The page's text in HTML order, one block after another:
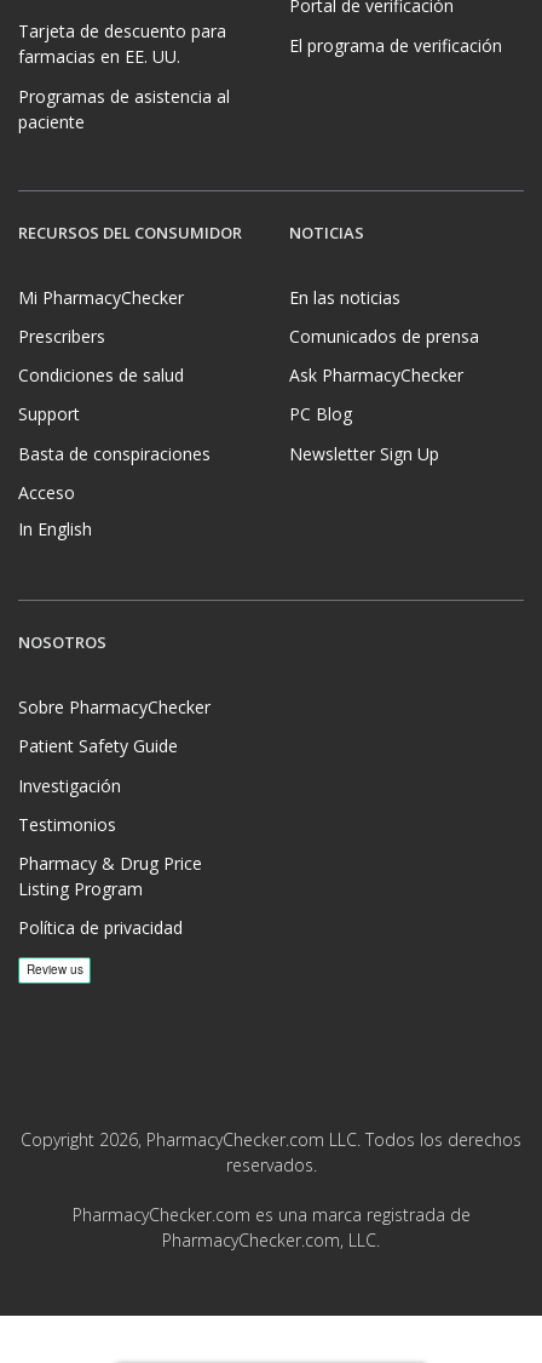
Tarjeta de descuento para
farmacias en EE. UU.
Programas de asistencia al
paciente
Portal de verificación
El programa de verificación
RECURSOS DEL CONSUMIDOR
Mi PharmacyChecker
Prescribers
Condiciones de salud
Support
Basta de conspiraciones
Acceso
In English
NOTICIAS
En las noticias
Comunicados de prensa
Ask PharmacyChecker
PC Blog
Newsletter Sign Up
NOSOTROS
Sobre PharmacyChecker
Patient Safety Guide
Investigación
Testimonios
Pharmacy & Drug Price
Listing Program
Política de privacidad
Copyright 2026, PharmacyChecker.com LLC. Todos los derechos
reservados.
PharmacyChecker.com es una marca registrada de
PharmacyChecker.com, LLC.